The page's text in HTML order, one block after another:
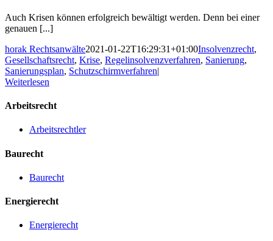
Auch Krisen können erfolgreich bewältigt werden. Denn bei einer
genauen [...]
horak Rechtsanwälte2021-01-22T16:29:31+01:00Insolvenzrecht,
Gesellschaftsrecht, Krise, Regelinsolvenzverfahren, Sanierung,
Sanierungsplan, Schutzschirmverfahren|
Weiterlesen
Arbeitsrecht
Arbeitsrechtler
Baurecht
Baurecht
Energierecht
Energierecht